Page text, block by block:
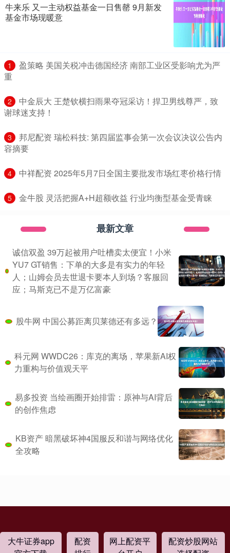
牛来乐 又一主动权益基金一日售罄 9月新发
基金市场现暖意
1
​盈策略 美国关税冲击德国经济 南部工业区受影响尤为严
重
2
​中金辰大 王楚钦横扫雨果夺冠采访！捍卫男线尊严，致
谢球迷支持！
3
​邦尼配资 瑞松科技: 第四届监事会第一次会议决议公告内
容摘要
4 ​中祥配资 2025年5月7日全国主要批发市场红枣价格行情
5 ​金牛股 灵活把握A+H超额收益 行业均衡型基金受青睐
最新文章
诚信双盈 39万起被用户吐槽卖太便宜！小米
YU7 GT销售：下单的大多是有实力的年轻
人；山姆会员去世退卡要本人到场？客服回
应；马斯克已不是万亿富豪
股牛网 中国公募距离贝莱德还有多远？
科元网 WWDC26：库克的离场，苹果新AI权
力重构与价值观天平
易多投资 当绘画圈开始排雷：原神与AI背后
的创作焦虑
KB资产 暗黑破坏神4国服反和谐与网络优化
全攻略
大牛证券app
配资
网上配资平
配资炒股网站